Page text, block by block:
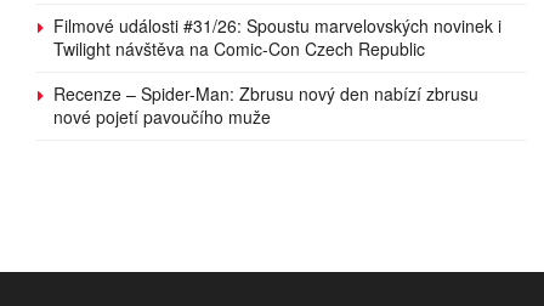
Filmové události #31/26: Spoustu marvelovských novinek i
Twilight návštěva na Comic-Con Czech Republic
Recenze – Spider-Man: Zbrusu nový den nabízí zbrusu
nové pojetí pavoučího muže